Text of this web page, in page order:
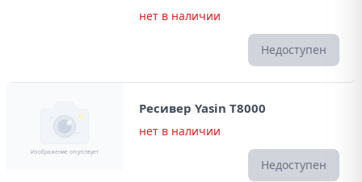
нет в наличии
Недоступен
Ресивер Yasin T8000
нет в наличии
Недоступен